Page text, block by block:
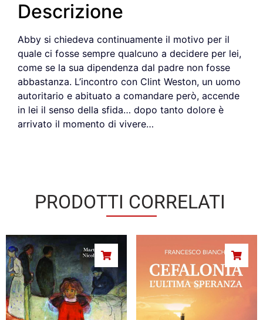
Descrizione
Abby si chiedeva continuamente il motivo per il
quale ci fosse sempre qualcuno a decidere per lei,
come se la sua dipendenza dal padre non fosse
abbastanza. L’incontro con Clint Weston, un uomo
autoritario e abituato a comandare però, accende
in lei il senso della sfida… dopo tanto dolore è
arrivato il momento di vivere…
PRODOTTI CORRELATI